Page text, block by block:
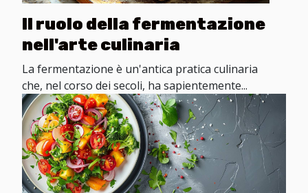
Il ruolo della fermentazione
nell'arte culinaria
La fermentazione è un'antica pratica culinaria
che, nel corso dei secoli, ha sapientemente...